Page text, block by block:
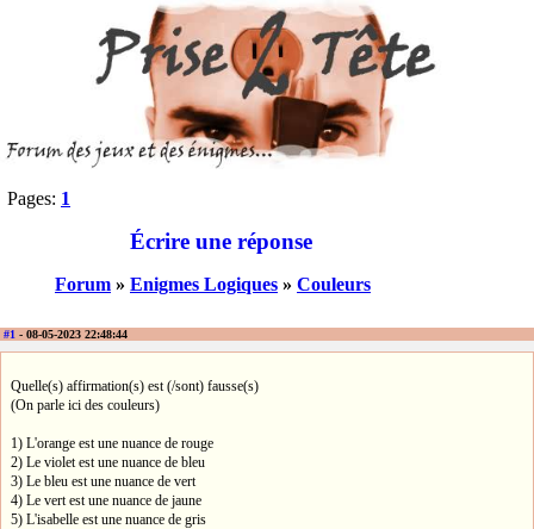
Pages: 1
Écrire une réponse
Forum » Enigmes Logiques » Couleurs
#1 - 08-05-2023 22:48:44
Quelle(s) affirmation(s) est (/sont) fausse(s)
(On parle ici des couleurs)
1) L'orange est une nuance de rouge
2) Le violet est une nuance de bleu
3) Le bleu est une nuance de vert
4) Le vert est une nuance de jaune
5) L'isabelle est une nuance de gris